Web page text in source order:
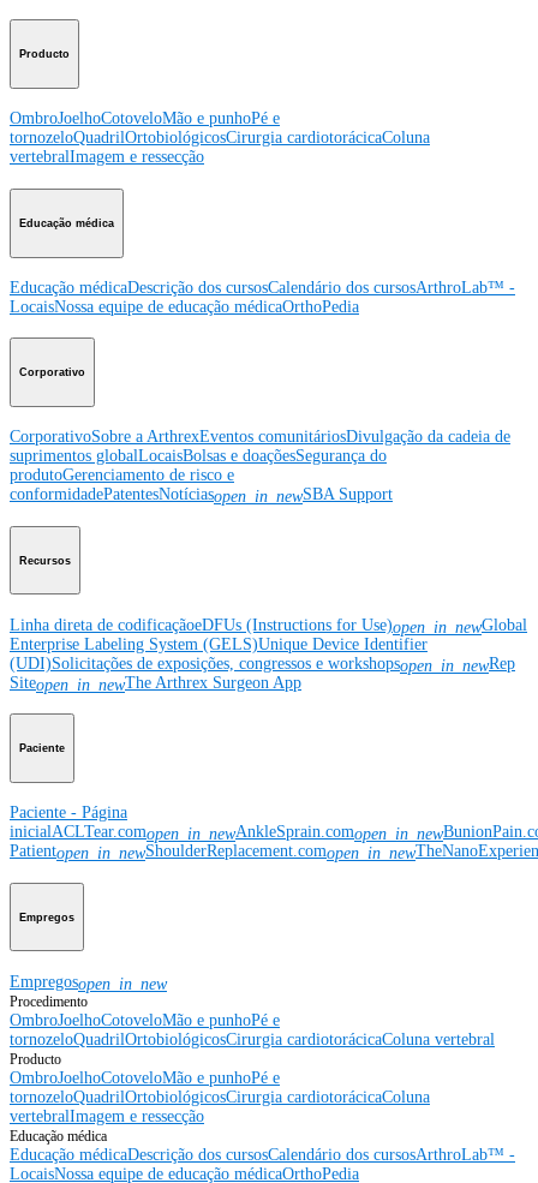
Producto
OmbroJoelhoCotoveloMão e punhoPé e
tornozeloQuadrilOrtobiológicosCirurgia cardiotorácicaColuna
vertebralImagem e ressecção
Educação médica
Educação médicaDescrição dos cursosCalendário dos cursosArthroLab™ -
LocaisNossa equipe de educação médicaOrthoPedia
Corporativo
CorporativoSobre a ArthrexEventos comunitáriosDivulgação da cadeia de
suprimentos globalLocaisBolsas e doaçõesSegurança do
produtoGerenciamento de risco e
conformidadePatentesNotíciasopen_in_newSBA Support
Recursos
Linha direta de codificaçãoeDFUs (Instructions for Use)open_in_newGlobal
Enterprise Labeling System (GELS)Unique Device Identifier
(UDI)Solicitações de exposições, congressos e workshopsopen_in_newRep
Siteopen_in_newThe Arthrex Surgeon App
Paciente
Paciente - Página
inicialACLTear.comopen_in_newAnkleSprain.comopen_in_new
Patientopen_in_newShoulderReplacement.comopen_in_new
Empregos
Empregosopen_in_new
Procedimento
OmbroJoelhoCotoveloMão e punhoPé e
tornozeloQuadrilOrtobiológicosCirurgia cardiotorácicaColuna vertebral
Producto
OmbroJoelhoCotoveloMão e punhoPé e
tornozeloQuadrilOrtobiológicosCirurgia cardiotorácicaColuna
vertebralImagem e ressecção
Educação médica
Educação médicaDescrição dos cursosCalendário dos cursosArthroLab™ -
LocaisNossa equipe de educação médicaOrthoPedia